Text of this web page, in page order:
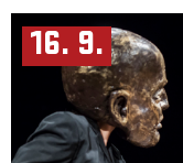
16. 9.